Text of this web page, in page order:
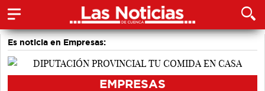
Es noticia en Empresas:
EMPRESAS